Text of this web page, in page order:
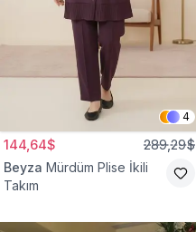
4
144,64$ 289,29$
Beyza Mürdüm Plise İkili
Takım